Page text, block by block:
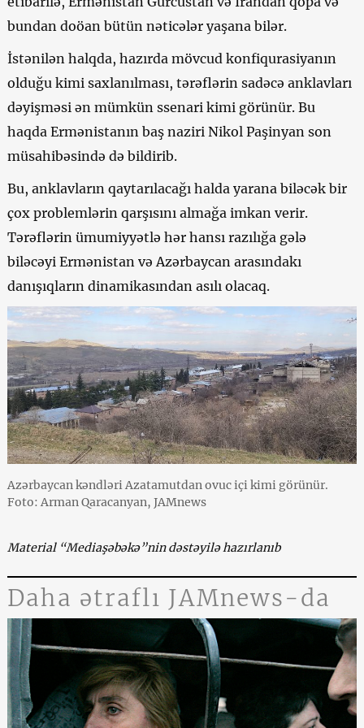
bundan doöan bütün nəticələr yaşana bilər.
İstənilən halqda, hazırda mövcud konfiqurasiyanın
olduğu kimi saxlanılması, tərəflərin sadəcə anklavları
dəyişməsi ən mümkün ssenari kimi görünür. Bu
haqda Ermənistanın baş naziri Nikol Paşinyan son
müsahibəsində də bildirib.
Bu, anklavların qaytarılacağı halda yarana biləcək bir
çox problemlərin qarşısını almağa imkan verir.
Tərəflərin ümumiyyətlə hər hansı razılığa gələ
biləcəyi Ermənistan və Azərbaycan arasındakı
danışıqların dinamikasından asılı olacaq.
Azərbaycan kəndləri Azatamutdan ovuc içi kimi görünür.
Foto: Arman Qaracanyan, JAMnews
Material “Mediaşəbəkə”nin dəstəyilə hazırlanıb
Daha ətraflı JAMnews-da